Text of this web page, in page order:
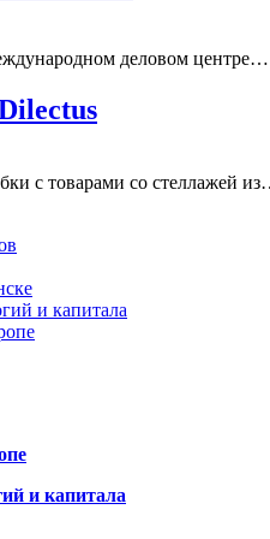
деловом центре…
с товарами со стеллажей
и капитала
и капитала